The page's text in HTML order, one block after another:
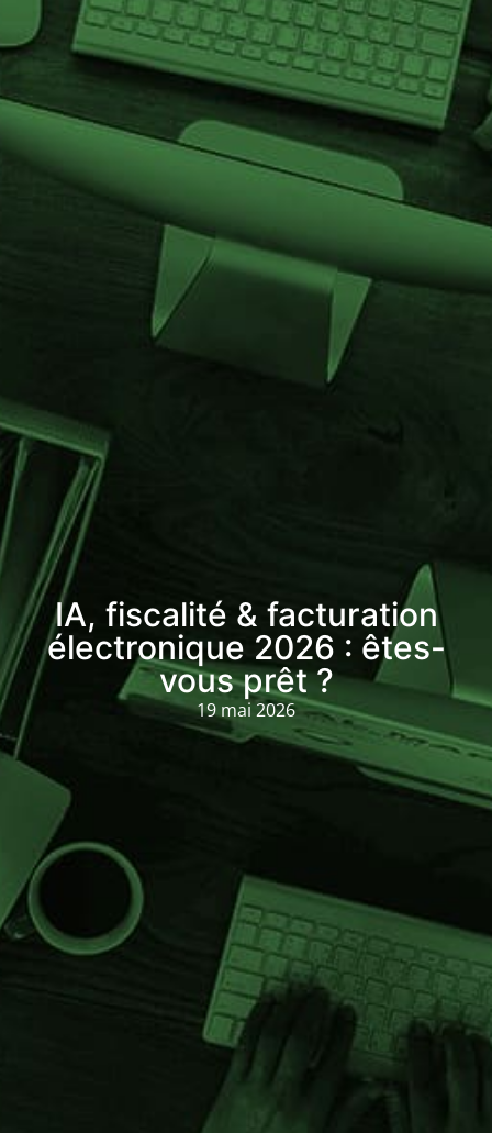
IA, fiscalité & facturation
électronique 2026 : êtes-
vous prêt ?
19 mai 2026